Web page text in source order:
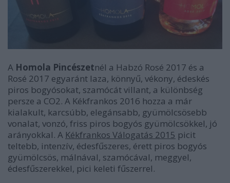
A Homola Pincészetnél a Habzó Rosé 2017 és a
Rosé 2017 egyaránt laza, könnyű, vékony, édeskés
piros bogyósokat, szamócát villant, a különbség
persze a CO2. A Kékfrankos 2016 hozza a már
kialakult, karcsúbb, elegánsabb, gyümölcsösebb
vonalat, vonzó, friss piros bogyós gyümölcsökkel, jó
arányokkal. A Kékfrankos Válogatás 2015 picit
teltebb, intenzív, édesfűszeres, érett piros bogyós
gyümölcsös, málnával, szamócával, meggyel,
édesfűszerekkel, pici keleti fűszerrel.